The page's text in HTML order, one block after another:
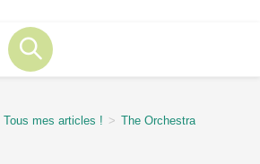
Tous mes articles ! > The Orchestra